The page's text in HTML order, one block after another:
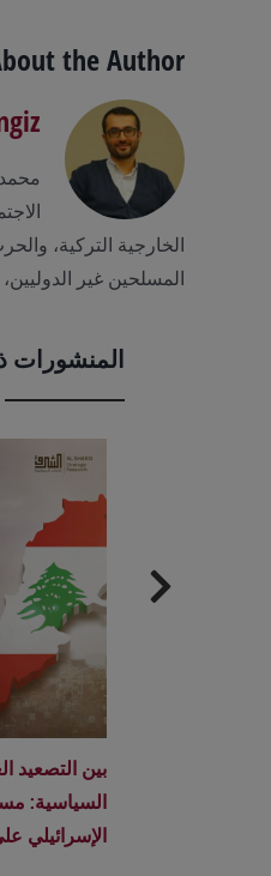
the Author:
الخارجية التركية،
المسلحين غير
المنشورات
بين التصعيد
السياسية:
الإسرائيلي